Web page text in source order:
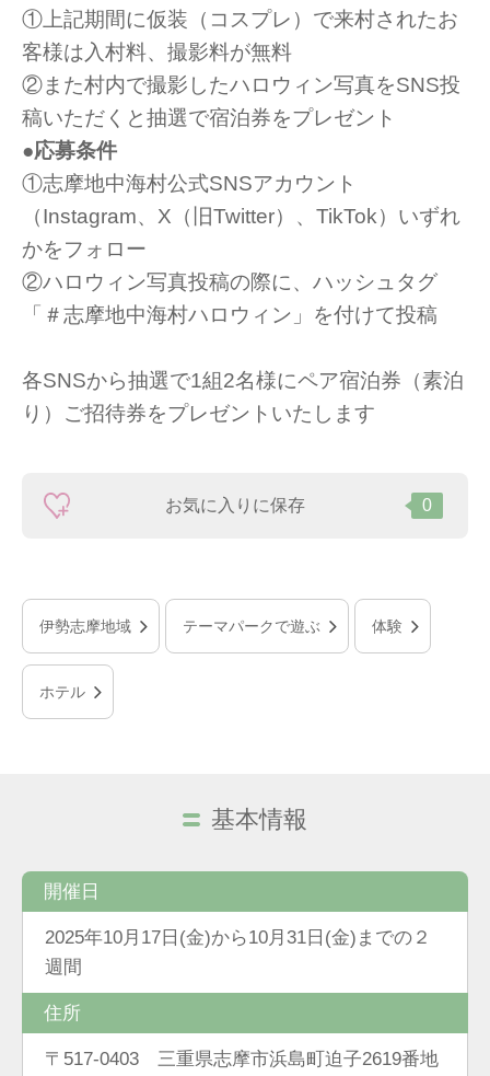
①上記期間に仮装（コスプレ）で来村されたお
客様は入村料、撮影料が無料
②また村内で撮影したハロウィン写真をSNS投
稿いただくと抽選で宿泊券をプレゼント
●応募条件
①志摩地中海村公式SNSアカウント
（Instagram、X（旧Twitter）、TikTok）いずれ
かをフォロー
②ハロウィン写真投稿の際に、ハッシュタグ
「＃志摩地中海村ハロウィン」を付けて投稿
各SNSから抽選で1組2名様にペア宿泊券（素泊
り）ご招待券をプレゼントいたします
お気に入りに保存 0
伊勢志摩地域 テーマパークで遊ぶ 体験
ホテル
基本情報
開催日
2025年10月17日(金)から10月31日(金)までの２
週間
住所
〒517-0403 三重県志摩市浜島町迫子2619番地